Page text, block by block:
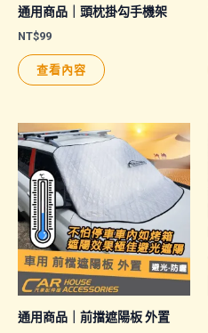
通用商品｜頭枕掛勾手機架
NT$99
查看內容
通用商品｜前擋遮陽板 外置